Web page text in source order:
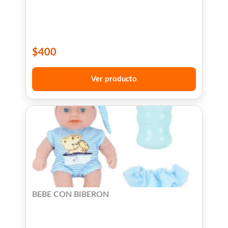
$400
Ver producto
BEBE CON BIBERON